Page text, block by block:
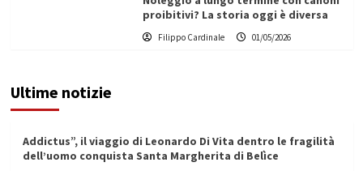
proibitivi? La storia oggi è diversa
Filippo Cardinale 01/05/2026
Ultime notizie
Addictus”, il viaggio di Leonardo Di Vita dentro le fragilità
dell’uomo conquista Santa Margherita di Belìce